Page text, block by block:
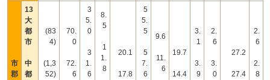
市
郡
13
大
都
市
中
都
(83
4)
(1,3
52)
70.
0
72.
6
3
5.
0
3
1.
6
8.
5
1
1.
8
20.1
17.8
5
5.
5
5
7.
6
9.6
11.
6
19.7
14.4
3.
1
3.
9
2.
6
3.
0
27.2
27.4
2.
6
2.
8